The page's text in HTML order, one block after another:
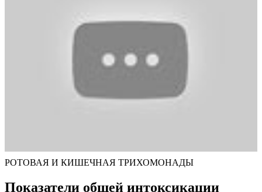
РОТОВАЯ И КИШЕЧНАЯ ТРИХОМОНАДЫ
Показатели общей интоксикации